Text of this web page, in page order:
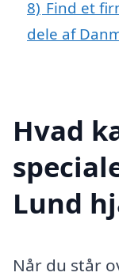
8) Find et
dele af
Hvad
Lund
Når du står